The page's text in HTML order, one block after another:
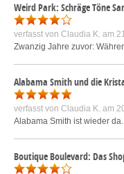
Weird Park: Schräge Töne
verfasst von Claudia K. am
Zwanzig Jahre zuvor:
Alabama Smith und die
verfasst von Claudia K. am
Alabama Smith ist wieder
Boutique Boulevard: Das